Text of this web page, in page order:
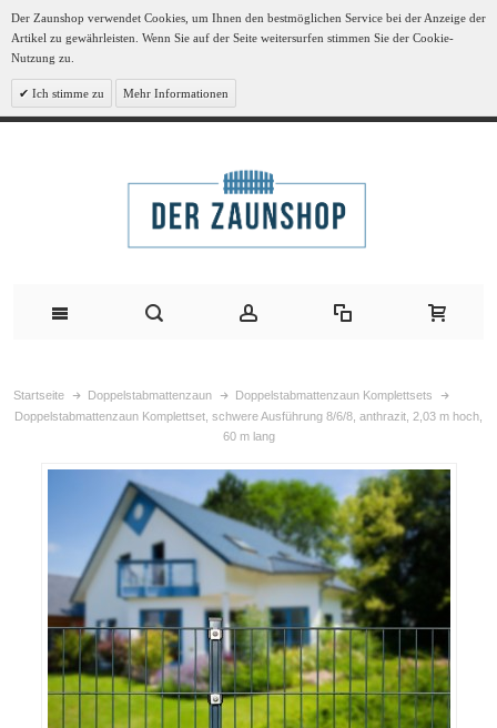
Der Zaunshop verwendet Cookies, um Ihnen den bestmöglichen Service bei der Anzeige der
Artikel zu gewährleisten. Wenn Sie auf der Seite weitersurfen stimmen Sie der Cookie-
Nutzung zu.
Ich stimme zu Mehr Informationen
Startseite Doppelstabmattenzaun
Doppelstabmattenzaun Komplettsets
Doppelstabmattenzaun Komplettset, schwere Ausführung 8/6/8, anthrazit, 2,03 m hoch,
60 m lang